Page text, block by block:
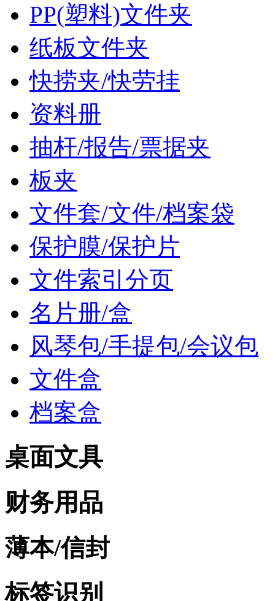
PP(塑料)文件夹
纸板文件夹
快捞夹/快劳挂
资料册
抽杆/报告/票据夹
板夹
文件套/文件/档案袋
保护膜/保护片
文件索引分页
名片册/盒
风琴包/手提包/会议包
文件盒
档案盒
桌面文具
财务用品
薄本/信封
标签识别